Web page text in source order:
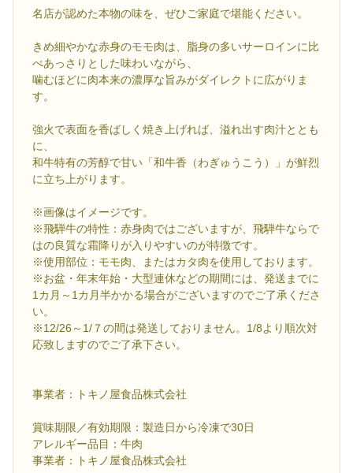
名店が認めた本物の味を、ぜひご家庭で堪能ください。
きめ細やかな赤身のモモ肉は、脂身の多いサーロインに比
べあっさりとした味わいながら、
噛むほどに肉本来の濃厚な旨みがダイレクトに広がりま
す。
強火で表面を香ばしく焼き上げれば、溢れ出す肉汁ととも
に、
和牛特有の芳醇で甘い「和牛香（わぎゅうこう）」が鮮烈
に立ち上がります。
※画像はイメージです。
※飛騨牛の特性：赤身肉ではございますが、飛騨牛ならで
はの良質な霜降りが入りやすいのが特徴です。
※使用部位：モモ肉、またはカタ肉を使用しております。
※お盆・年末年始・大型連休などの期間には、発送までに
1カ月～1カ月半かかる場合がございますのでご了承くださ
い。
※12/26～1/７の間は発送しておりません。1/8より順次対
応致しますのでご了承下さい。
事業者：トキノ屋食品株式会社
賞味期限／有効期限：製造日から冷凍で30日
アレルギー品目：牛肉
事業者：トキノ屋食品株式会社